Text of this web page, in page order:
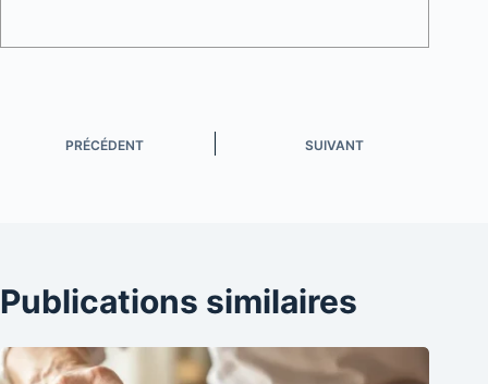
PRÉCÉDENT SUIVANT
Publications similaires